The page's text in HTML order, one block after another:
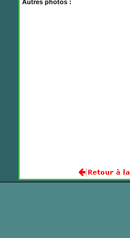
Autres photos :